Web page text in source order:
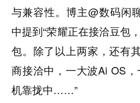
与兼容性。博主@数码闲
中提到“荣耀正在接洽豆包
包。除了以上两家，还有
商接洽中，一大波Ai OS
机靠拢中……”